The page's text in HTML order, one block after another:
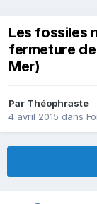
Les fossiles
fermeture
Mer)
Par Théophraste
4 avril 2015 dans